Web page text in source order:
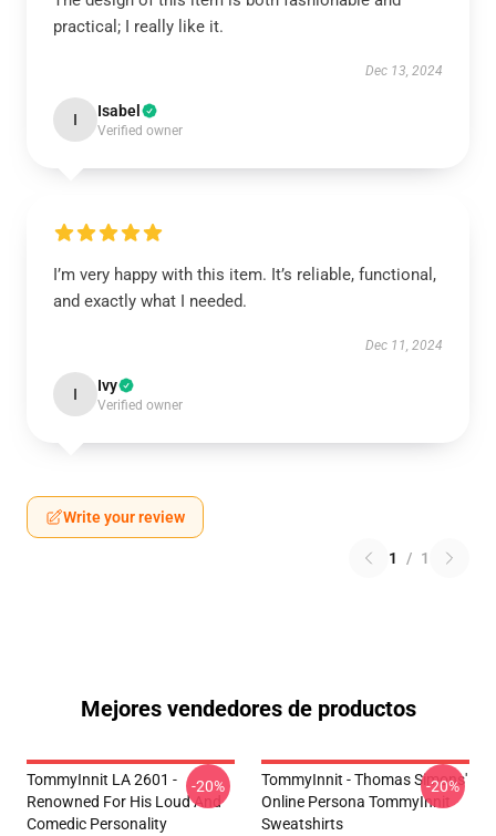
practical; I really like it.
Dec 13, 2024
I Isabel
Verified owner
I’m very happy with this item. It’s reliable, functional,
and exactly what I needed.
Dec 11, 2024
I Ivy
Verified owner
Write your review
1 / 1
Mejores vendedores de productos
TommyInnit LA 2601 -
Renowned For His Loud And
Comedic Personality
-20%
TommyInnit - Thomas Simons'
Online Persona TommyInnit
Sweatshirts
-20%